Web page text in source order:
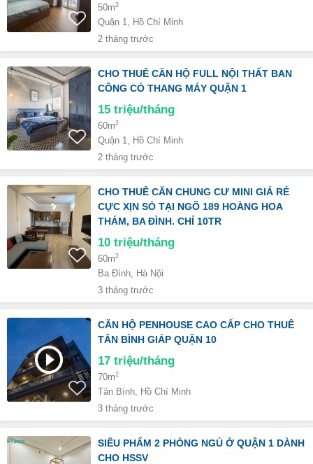
50m2
Quận 1, Hồ Chí Minh
2 tháng trước
CHO THUÊ CĂN HỘ FULL NỘI THẤT BAN
CÔNG CÓ THANG MÁY QUẬN 1
15 triệu/tháng
60m2
Quận 1, Hồ Chí Minh
2 tháng trước
CHO THUÊ CĂN CHUNG CƯ MINI GIÁ RẺ
CỰC XỊN SÒ TẠI NGÕ 189 HOÀNG HOA
THÁM, BA ĐÌNH. CHỈ 10TR
10 triệu/tháng
60m2
Ba Đình, Hà Nội
3 tháng trước
CĂN HỘ PENHOUSE CAO CẤP CHO THUÊ
TÂN BÌNH GIÁP QUẬN 10
17 triệu/tháng
70m2
Tân Bình, Hồ Chí Minh
3 tháng trước
SIÊU PHẨM 2 PHÒNG NGỦ Ở QUẬN 1 DÀNH
CHO HSSV